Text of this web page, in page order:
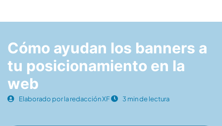
Cómo ayudan los banners a
tu posicionamiento en la
web
Elaborado por la redacción XF 3 min de lectura